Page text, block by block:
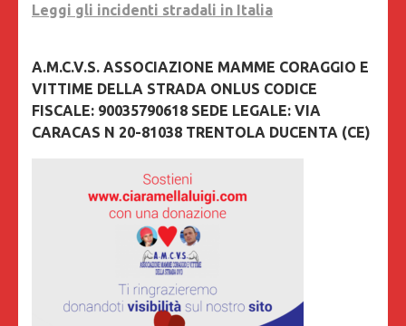
Leggi gli incidenti stradali in Italia
A.M.C.V.S. ASSOCIAZIONE MAMME CORAGGIO E
VITTIME DELLA STRADA ONLUS CODICE
FISCALE: 90035790618 SEDE LEGALE: VIA
CARACAS N 20-81038 TRENTOLA DUCENTA (CE)